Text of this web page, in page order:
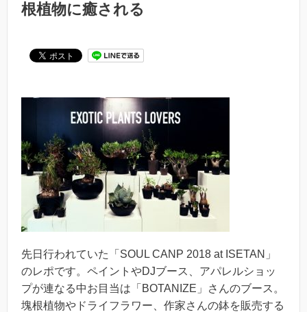
根植物に癒される
先日行われていた「SOUL CANP 2018 at ISETAN」
のレポです。ペイントやDJブース、アパレルショッ
プが連なる中お目当は「BOTANIZE」さんのブース。
塊根植物やドライフラワー、作家さんの鉢を販売する